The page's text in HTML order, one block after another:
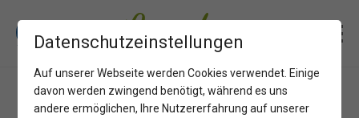
Erlebnisregion Osttirol Service
Steiner Alm und Umgebung
Idylle an der Steineralm in Osttirol
Datenschutzeinstellungen
Auf unserer Webseite werden Cookies verwendet. Einige
davon werden zwingend benötigt, während es uns
andere ermöglichen, Ihre Nutzererfahrung auf unserer